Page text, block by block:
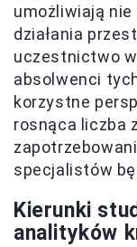
umożliwiają
działania
uczestnictwo
absolwenci
korzystne
rosnąca liczba
specjalistów
Kierunki
analityków